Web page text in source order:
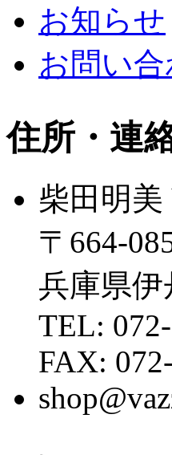
お知らせ
お問い
住所・連
柴田明美
〒664-
兵庫県
TEL:
FAX: